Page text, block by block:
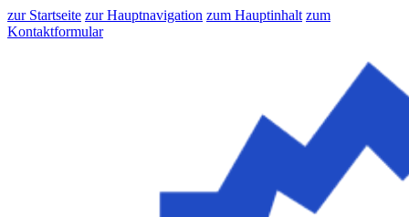
zur Startseite zur Hauptnavigation zum Hauptinhalt zum
Kontaktformular